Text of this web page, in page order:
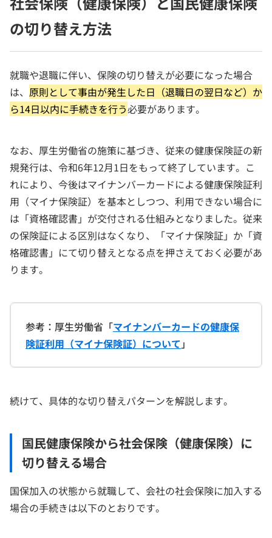
の切り替え方法
就職や退職に伴い、保険の切り替えが必要になった場合
は、 原則として事由が発生した日（退職日の翌日など）か
ら14日以内に手続きを行う必要があります。
なお、厚生労働省の施策に基づき、従来の健康保険証の新
規発行は、令和6年12月1日をもって終了しています。こ
れにより、今後はマイナンバーカードによる健康保険証利
用（マイナ保険証）を基本としつつ、利用できない場合に
は「資格確認書」が交付される仕組みとなりました。従来
の保険証による区別はなくなり、「マイナ保険証」か「資
格確認書」にて切り替えとなる点を押さえておく必要があ
ります。
参考：厚生労働省「マイナンバーカードの健康保
険証利用（マイナ保険証）について 」
続けて、具体的な切り替えパターンを解説します。
国民健康保険から社会保険（健康保険）に
切り替える場合
国保加入の状態から就職して、会社の社会保険に加入する
場合の手続きは以下のとおりです。